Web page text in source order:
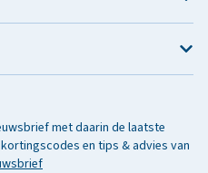
met daarin de laatste
en tips & advies van